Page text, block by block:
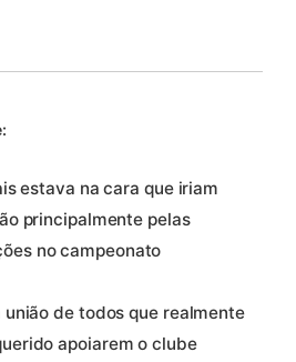
estava na cara que iriam
principalmente pelas
no campeonato
união de todos que realmente
apoiarem o clube